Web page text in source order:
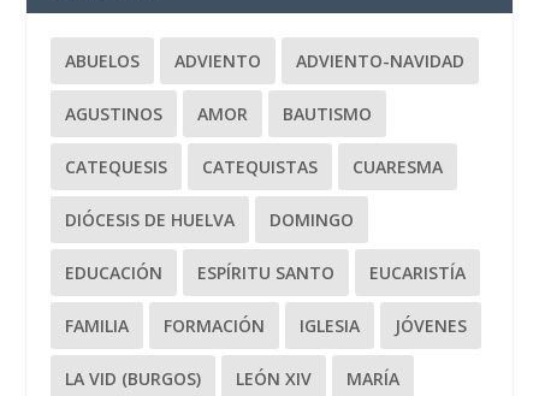
ABUELOS ADVIENTO ADVIENTO-NAVIDAD
AGUSTINOS AMOR BAUTISMO
CATEQUESIS CATEQUISTAS CUARESMA
DIÓCESIS DE HUELVA DOMINGO
EDUCACIÓN ESPÍRITU SANTO EUCARISTÍA
FAMILIA FORMACIÓN IGLESIA JÓVENES
LA VID (BURGOS) LEÓN XIV MARÍA